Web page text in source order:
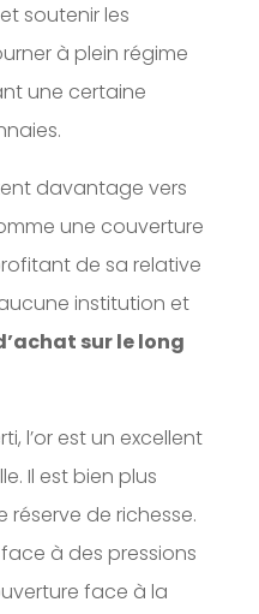
soutenir les
à plein régime
une certaine
davantage vers
une couverture
de sa relative
institution et
sur le long
l’or est un excellent
Il est bien plus
réserve de richesse.
à des pressions
face à la